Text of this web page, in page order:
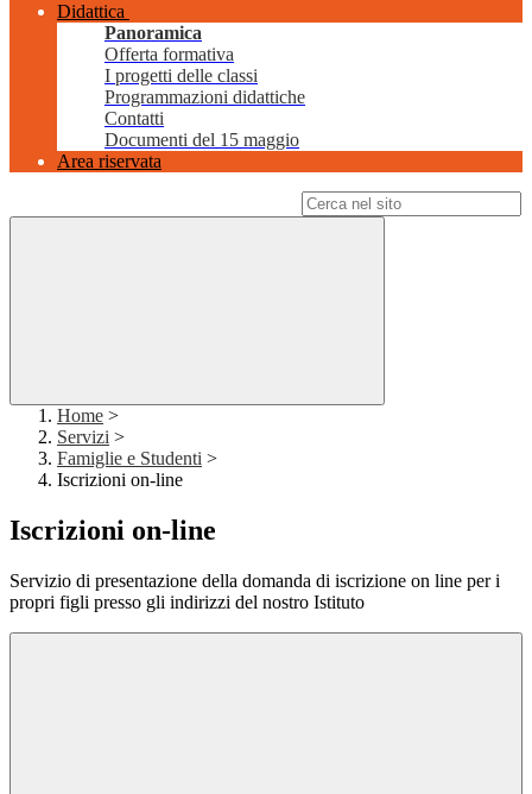
Didattica
Panoramica
Offerta formativa
I progetti delle classi
Programmazioni didattiche
Contatti
Documenti del 15 maggio
Area riservata
Home >
Servizi >
Famiglie e Studenti >
Iscrizioni on-line
Iscrizioni on-line
Servizio di presentazione della domanda di iscrizione on line per i
propri figli presso gli indirizzi del nostro Istituto